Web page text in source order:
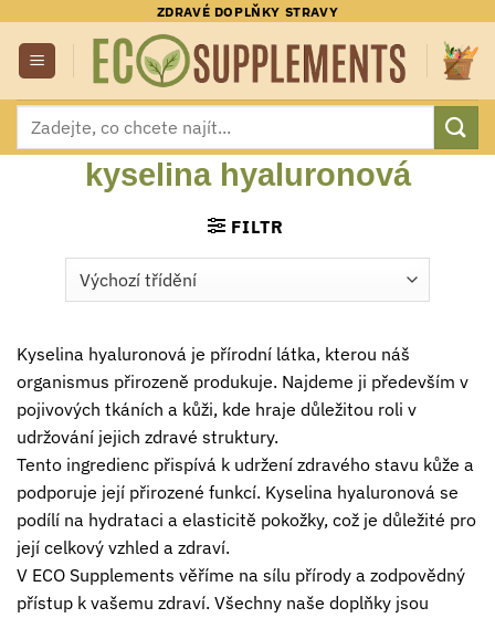
obsah
ZDRAVÉ DOPLŇKY STRAVY
Hledat:
kyselina hyaluronová
FILTR
Kyselina hyaluronová je přírodní látka, kterou náš
organismus přirozeně produkuje. Najdeme ji především v
pojivových tkáních a kůži, kde hraje důležitou roli v
udržování jejich zdravé struktury.
Tento ingredienc přispívá k udržení zdravého stavu kůže a
podporuje její přirozené funkcí. Kyselina hyaluronová se
podílí na hydrataci a elasticitě pokožky, což je důležité pro
její celkový vzhled a zdraví.
V ECO Supplements věříme na sílu přírody a zodpovědný
přístup k vašemu zdraví. Všechny naše doplňky jsou